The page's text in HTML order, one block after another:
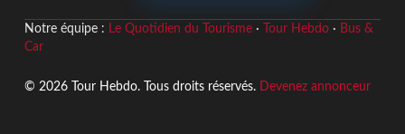
Notre équipe : Le Quotidien du Tourisme· Tour Hebdo· Bus &
Car
© 2026 Tour Hebdo. Tous droits réservés. Devenez annonceur